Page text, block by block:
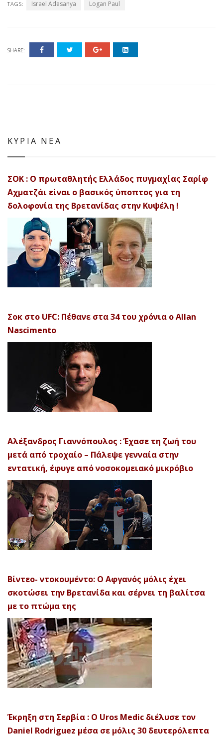
TAGS: Israel Adesanya Logan Paul
SHARE:
ΚΥΡΙΑ ΝΕΑ
ΣΟΚ : Ο πρωταθλητής Ελλάδος πυγμαχίας Σαρίφ
Αχματζάι είναι ο βασικός ύποπτος για τη
δολοφονία της Βρετανίδας στην Κυψέλη !
Σοκ στο UFC: Πέθανε στα 34 του χρόνια ο Allan
Nascimento
Αλέξανδρος Γιαννόπουλος : Έχασε τη ζωή του
μετά από τροχαίο – Πάλεψε γενναία στην
εντατική, έφυγε από νοσοκομειακό μικρόβιο
Βίντεο- ντοκουμέντο: Ο Αφγανός μόλις έχει
σκοτώσει την Βρετανίδα και σέρνει τη βαλίτσα
με το πτώμα της
Έκρηξη στη Σερβία : Ο Uros Medic διέλυσε τον
Daniel Rodriguez μέσα σε μόλις 30 δευτερόλεπτα